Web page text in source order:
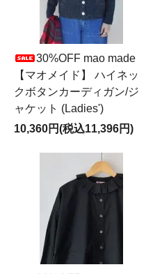
30%OFF mao made
【マオメイド】 ハイネッ
クボタンカーディガン/ジ
ャケット (Ladies')
10,360円(税込11,396円)